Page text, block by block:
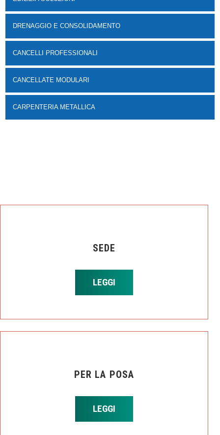
DRENAGGIO E CONSOLIDAMENTO
CANCELLI PROFESSIONALI
CANCELLATE MODULARI
CARPENTERIA METALLICA
SEDE
LEGGI
PER LA POSA
LEGGI